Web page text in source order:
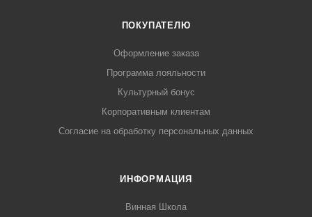
ПОКУПАТЕЛЮ
Оформление заказа
Программа лояльности
Культурный бонус
Корпоративным клиентам
Согласие на обработку персональных данных
ИНФОРМАЦИЯ
Винная Школа